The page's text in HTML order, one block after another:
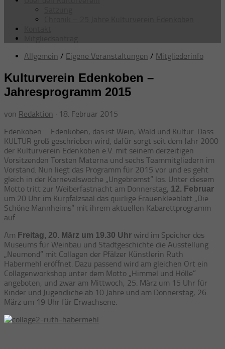
Allgemein / Eigene Veranstaltungen / Mitgliederinfo
Kulturverein Edenkoben –
Jahresprogramm 2015
von Redaktion · 18. Februar 2015
Edenkoben – Edenkoben, das ist Wein, Wald und Kultur. Dass
KULTUR groß geschrieben wird, dafür sorgt seit dem Jahr 2000
der Kulturverein Edenkoben e.V. mit seinem derzeitigen
Vorsitzenden Torsten Materna und sechs Teammitgliedern im
Vorstand. Nun liegt das Programm für 2015 vor und es geht
gleich in der Karnevalswoche „Ungebremst“ los. Unter diesem
Motto tritt zur Weiberfastnacht am Donnerstag, 12. Februar
um 20 Uhr im Kurpfalzsaal das quirlige Frauenkleeblatt „Die
Schöne Mannheims“ mit ihrem aktuellen Kabarettprogramm
auf.
Am Freitag, 20. März um 19.30 Uhr wird im Speicher des
Museums für Weinbau und Stadtgeschichte die Ausstellung
„Neumond“ mit Collagen der Pfälzer Künstlerin Ruth
Habermehl eröffnet. Dazu passend wird am gleichen Ort ein
Collagenworkshop unter dem Motto „Himmel und Hölle“
angeboten, und zwar am Mittwoch, 25. März um 15 Uhr für
Kinder und Jugendliche ab 10 Jahre und am Donnerstag, 26.
März um 19 Uhr für Erwachsene.